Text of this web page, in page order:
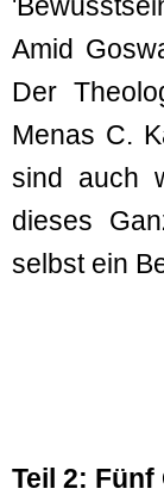
Amid
Der
Menas C.
sind auch
dieses
selbst ein
Teil 2: